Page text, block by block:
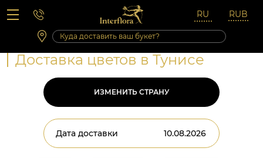
Вопросы-ответы
Сб 10:00 ‐ 14:00
Выходные и праздничные дни
Доставка цветов в Тунисе
ИЗМЕНИТЬ СТРАНУ
Дата доставки